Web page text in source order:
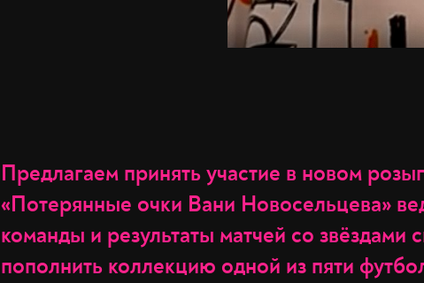
Предлагаем принять участие в новом
«Потерянные очки Вани Новосельцева»
команды и результаты матчей со звёздами
пополнить коллекцию одной из пяти